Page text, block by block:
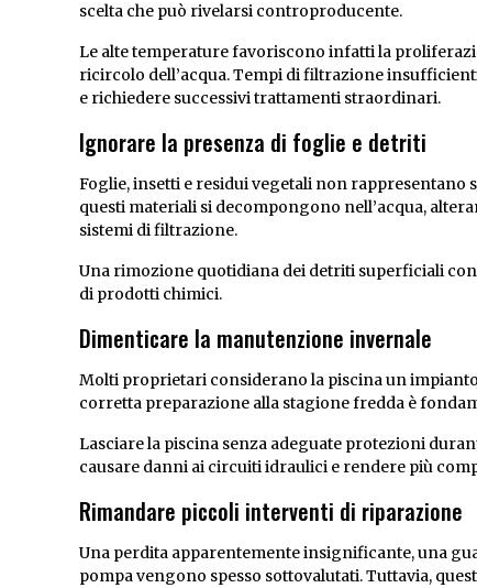
scelta che può rivelarsi controproducente.
Le alte temperature favoriscono infatti la
ricircolo dell’acqua. Tempi di filtrazione
e richiedere successivi trattamenti straordinari.
Ignorare la presenza di foglie e detriti
Foglie, insetti e residui vegetali non rappresentano
questi materiali si decompongono nell’acqua,
sistemi di filtrazione.
Una rimozione quotidiana dei detriti superficiali
di prodotti chimici.
Dimenticare la manutenzione invernale
Molti proprietari considerano la piscina un
corretta preparazione alla stagione fredda è
Lasciare la piscina senza adeguate protezioni
causare danni ai circuiti idraulici e rendere più
Rimandare piccoli interventi di riparazione
Una perdita apparentemente insignificante, una
pompa vengono spesso sottovalutati. Tuttavia,